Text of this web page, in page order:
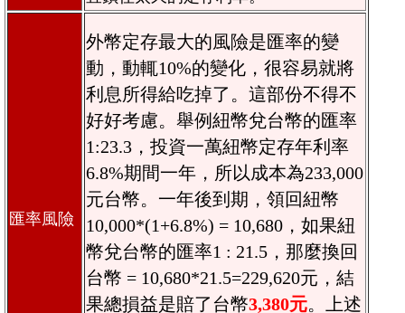
匯率風險
外幣定存最大的風險是匯率的變
動，動輒10%的變化，很容易就將
利息所得給吃掉了。這部份不得不
好好考慮。舉例紐幣兌台幣的匯率
1:23.3，投資一萬紐幣定存年利率
6.8%期間一年，所以成本為233,000
元台幣。一年後到期，領回紐幣
10,000*(1+6.8%) = 10,680，如果紐
幣兌台幣的匯率1 : 21.5，那麼換回
台幣 = 10,680*21.5=229,620元，結
果總損益是賠了台幣3,380元。上述